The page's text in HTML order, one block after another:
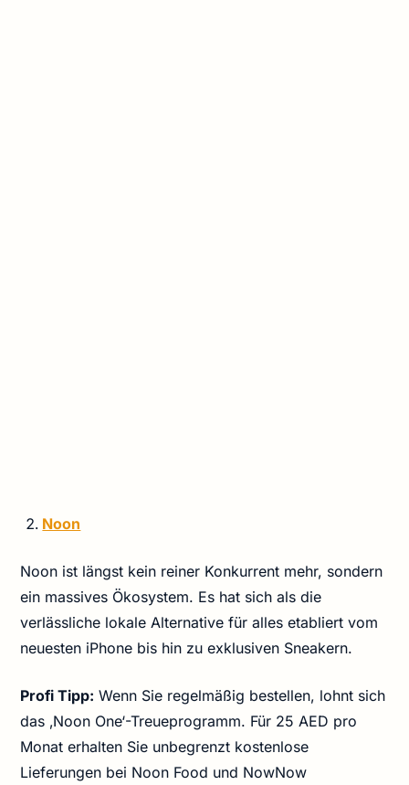
Noon
Noon ist längst kein reiner Konkurrent mehr, sondern
ein massives Ökosystem. Es hat sich als die
verlässliche lokale Alternative für alles etabliert vom
neuesten iPhone bis hin zu exklusiven Sneakern.
Profi Tipp: Wenn Sie regelmäßig bestellen, lohnt sich
das ‚Noon One‘-Treueprogramm. Für 25 AED pro
Monat erhalten Sie unbegrenzt kostenlose
Lieferungen bei Noon Food und NowNow